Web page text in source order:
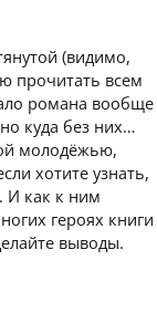
(видимо,
прочитать всем
романа вообще
куда без них…
молодёжью,
хотите узнать,
И как к ним
героях книги
выводы.